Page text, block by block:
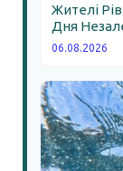
Жителі
Дня
06.08.2026